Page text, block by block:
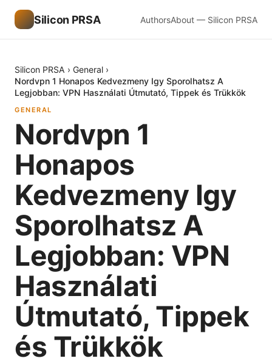
Silicon PRSA AuthorsAbout — Silicon PRSA
Silicon PRSA › General ›
Nordvpn 1 Honapos Kedvezmeny Igy Sporolhatsz A
Legjobban: VPN Használati Útmutató, Tippek és Trükkök
GENERAL
Nordvpn 1
Honapos
Kedvezmeny Igy
Sporolhatsz A
Legjobban: VPN
Használati
Útmutató, Tippek
és Trükkök